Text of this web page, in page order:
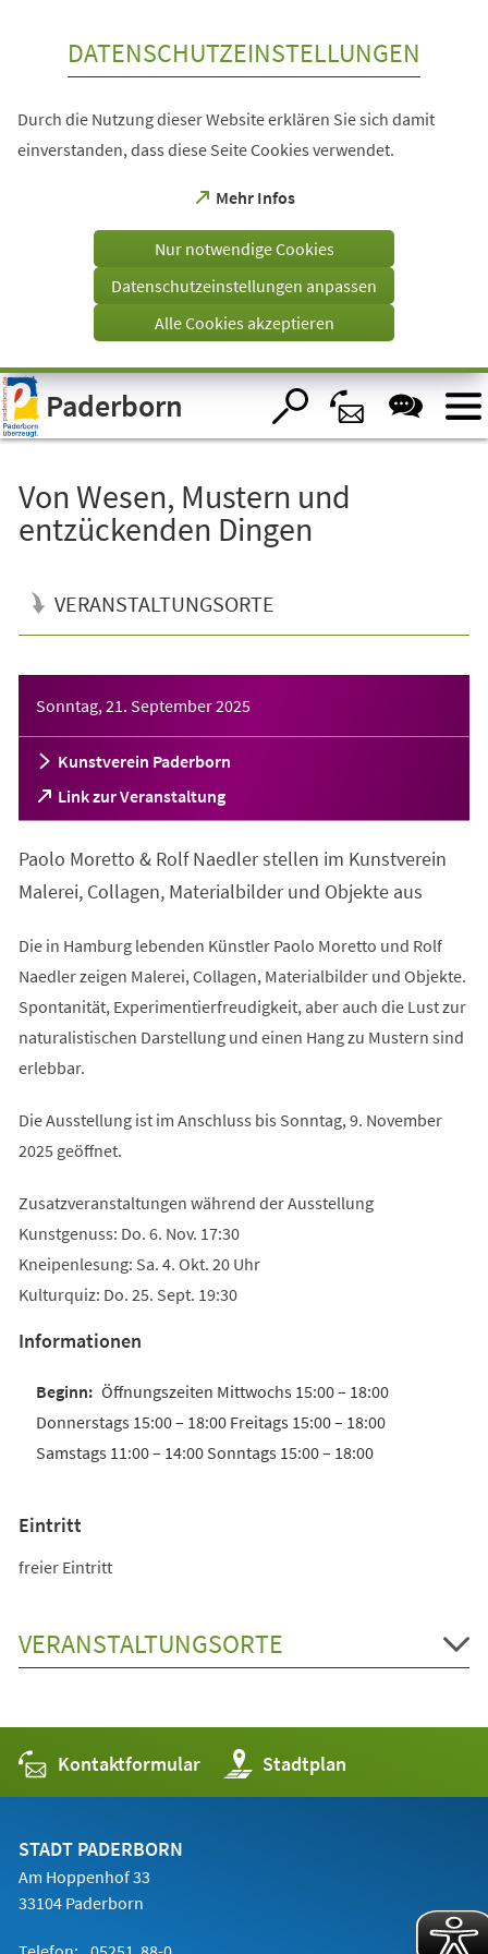
Visuelle
Assistenzsoftware
öffnen.
DATENSCHUTZEINSTELLUNGEN
Durch die Nutzung dieser Website erklären Sie sich damit
einverstanden, dass diese Seite Cookies verwendet.
Mehr Infos
(Öffnet
einem
Tab)
Nur notwendige Cookies
Datenschutzeinstellungen anpassen
Alle Cookies akzeptieren
Paderborn
Von Wesen, Mustern und
entzückenden Dingen
VERANSTALTUNGSORTE
Sonntag, 21. September 2025
Kunstverein Paderborn
Link zur Veranstaltung
(Öffnet
in
neuen
Tab)
Paolo Moretto & Rolf Naedler stellen im Kunstverein
Malerei, Collagen, Materialbilder und Objekte aus
Die in Hamburg lebenden Künstler Paolo Moretto und Rolf
Naedler zeigen Malerei, Collagen, Materialbilder und Objekte.
Spontanität, Experimentierfreudigkeit, aber auch die Lust zur
naturalistischen Darstellung und einen Hang zu Mustern sind
erlebbar.
Die Ausstellung ist im Anschluss bis Sonntag, 9. November
2025 geöffnet.
Zusatzveranstaltungen während der Ausstellung
Kunstgenuss: Do. 6. Nov. 17:30
Kneipenlesung: Sa. 4. Okt. 20 Uhr
Kulturquiz: Do. 25. Sept. 19:30
Informationen
Öffnungszeiten Mittwochs 15:00 – 18:00
Donnerstags 15:00 – 18:00 Freitags 15:00 – 18:00
Samstags 11:00 – 14:00 Sonntags 15:00 – 18:00
Eintritt
freier Eintritt
VERANSTALTUNGSORTE
Kontaktformular Stadtplan
(Öffnet
in
einem
STADT PADERBORN
Am Hoppenhof 33
33104 Paderborn